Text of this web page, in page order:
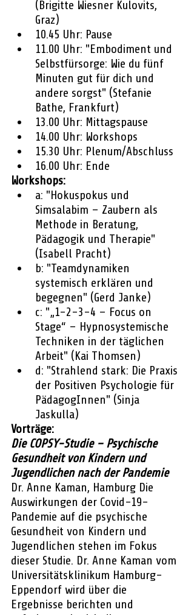
(Brigitte Wiesner Kulovits,
Graz)
10.45 Uhr: Pause
11.00 Uhr: "Embodiment und
Selbstfürsorge: Wie du fünf
Minuten gut für dich und
andere sorgst" (Stefanie
Bathe, Frankfurt)
13.00 Uhr: Mittagspause
14.00 Uhr: Workshops
15.30 Uhr: Plenum/Abschluss
16.00 Uhr: Ende
Workshops:
a: "Hokuspokus und
Simsalabim – Zaubern als
Methode in Beratung,
Pädagogik und Therapie"
(Isabell Pracht)
b: "Teamdynamiken
systemisch erklären und
begegnen" (Gerd Janke)
c: "„1-2-3-4 – Focus on
Stage“ – Hypnosystemische
Techniken in der täglichen
Arbeit" (Kai Thomsen)
d: "Strahlend stark: Die Praxis
der Positiven Psychologie für
PädagogInnen" (Sinja
Jaskulla)
Vorträge:
Die COPSY-Studie – Psychische
Gesundheit von Kindern und
Jugendlichen nach der Pandemie
Dr. Anne Kaman, Hamburg Die
Auswirkungen der Covid-19-
Pandemie auf die psychische
Gesundheit von Kindern und
Jugendlichen stehen im Fokus
dieser Studie. Dr. Anne Kaman vom
Universitätsklinikum Hamburg-
Eppendorf wird über die
Ergebnisse berichten und